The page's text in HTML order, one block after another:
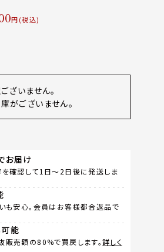
税込
ざいません。
がございません。
お届け
を確認して1日～2日後に発送しま
も安心。会員はお客様都合返品で
能
販売額の80%で買戻します。詳しく